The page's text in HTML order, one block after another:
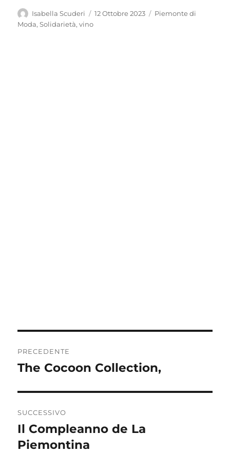
Autore
Isabella Scuderi
Pubblicato
12 Ottobre 2023 Categorie
Piemonte di
Moda,Solidarietà,vino
articoli
PRECEDENTE
Articolo
The Cocoon Collection,
SUCCESSIVO
Articolo
successivo:
Il Compleanno de La
Piemontina